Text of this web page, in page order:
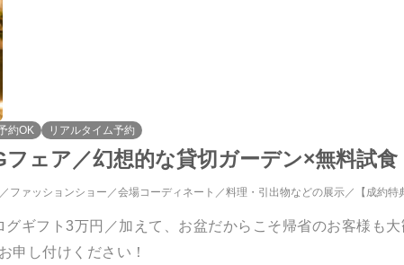
約OK リアルタイム予約
ェア／幻想的な貸切ガーデン×無料試食
ファッションショー 会場コーディネート 料理・引出物などの展示 【成約特
グギフト3万円／加えて、お盆だからこそ帰省のお客様も
申し付けください！